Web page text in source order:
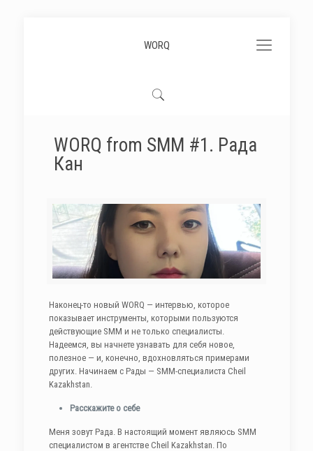
WORQ
WORQ from SMM #1. Рада
Кан
Наконец-то новый WORQ — интервью, которое
показывает инструменты, которыми пользуются
действующие SMM и не только специалисты.
Надеемся, вы начнете узнавать для себя новое,
полезное — и, конечно, вдохновляться примерами
других. Начинаем с Рады — SMM-специалиста Cheil
Kazakhstan.
Расскажите о себе
Меня зовут Рада. В настоящий момент являюсь SMM
специалистом в агентстве Cheil Kazakhstan. По